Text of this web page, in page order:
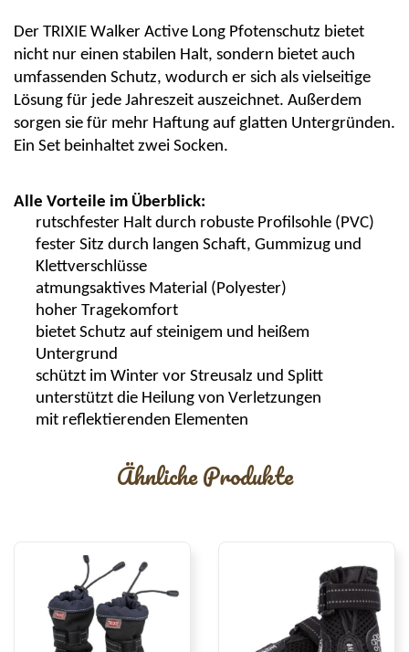
Der TRIXIE Walker Active Long Pfotenschutz bietet
nicht nur einen stabilen Halt, sondern bietet auch
umfassenden Schutz, wodurch er sich als vielseitige
Lösung für jede Jahreszeit auszeichnet. Außerdem
sorgen sie für mehr Haftung auf glatten Untergründen.
Ein Set beinhaltet zwei Socken.
Alle Vorteile im Überblick:
rutschfester Halt durch robuste Profilsohle (PVC)
fester Sitz durch langen Schaft, Gummizug und
Klettverschlüsse
atmungsaktives Material (Polyester)
hoher Tragekomfort
bietet Schutz auf steinigem und heißem
Untergrund
schützt im Winter vor Streusalz und Splitt
unterstützt die Heilung von Verletzungen
mit reflektierenden Elementen
Ähnliche Produkte